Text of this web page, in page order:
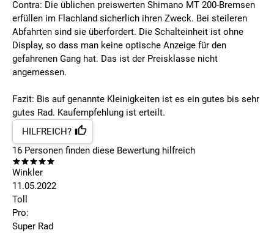
Contra: Die üblichen preiswerten Shimano MT 200-Bremsen
erfüllen im Flachland sicherlich ihren Zweck. Bei steileren
Abfahrten sind sie überfordert. Die Schalteinheit ist ohne
Display, so dass man keine optische Anzeige für den
gefahrenen Gang hat. Das ist der Preisklasse nicht
angemessen.
Fazit: Bis auf genannte Kleinigkeiten ist es ein gutes bis sehr
gutes Rad. Kaufempfehlung ist erteilt.
HILFREICH?
16 Personen finden diese Bewertung hilfreich
Winkler
11.05.2022
Toll
Pro:
Super Rad